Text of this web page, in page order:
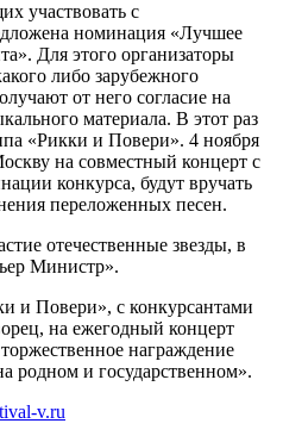
участвовать с
номинация «Лучшее
Для этого организаторы
либо зарубежного
от него согласие на
материала. В этот раз
«Рикки и Повери». 4 ноября
на совместный концерт с
конкурса, будут вручать
переложенных песен.
отечественные звезды, в
Министр».
и Повери», с конкурсантами
на ежегодный концерт
награждение
родном и государственном».
v.ru